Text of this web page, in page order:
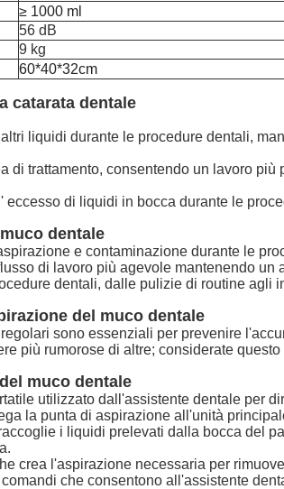
≥ 1000 ml
56 dB
9 kg
60*40*32cm
catarata dentale
liquidi durante le procedure dentali,
di trattamento, consentendo un lavoro più
di liquidi in bocca durante le
dentale
e contaminazione durante le
di lavoro più agevole mantenendo un
dentali, dalle pulizie di routine agli
del muco dentale
sono essenziali per prevenire
più rumorose di altre; considerate
muco dentale
utilizzato dall'assistente dentale per
la punta di aspirazione all'unità
i liquidi prelevati dalla bocca del
crea l'aspirazione necessaria per
che consentono all'assistente